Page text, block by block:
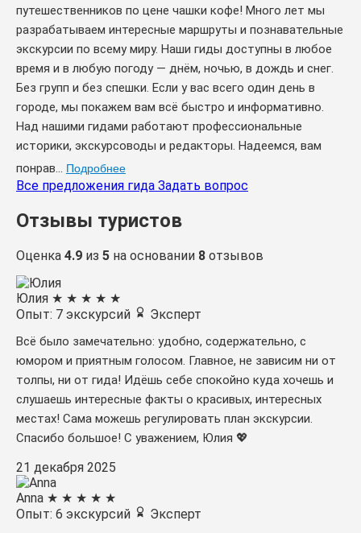
путешественников по цене чашки кофе! Много лет мы
разрабатываем интересные маршруты и познавательные
экскурсии по всему миру. Наши гиды доступны в любое
время и в любую погоду — днём, ночью, в дождь и снег.
Без групп и без спешки. Eсли у вас всего один день в
городе, мы покажем вам всё быстро и информативно.
Над нашими гидами работают профессиональные
историки, экскурсоводы и редакторы. Надеемся, вам
понрав... Подробнее
Все предложения гида Задать вопрос
Отзывы туристов
Оценка 4.9 из 5 на основании 8 отзывов
Юлия ★ ★ ★ ★ ★
Опыт: 7 экскурсий
Эксперт
Всё было замечательно: удобно, содержательно, с
юмором и приятным голосом. Главное, не зависим ни от
толпы, ни от гида! Идёшь себе спокойно куда хочешь и
слушаешь интересные факты о красивых, интересных
местах! Сама можешь регулировать план экскурсии.
Спасибо большое! С уважением, Юлия 💖
21 декабря 2025
Anna ★ ★ ★ ★ ★
Опыт: 6 экскурсий
Эксперт